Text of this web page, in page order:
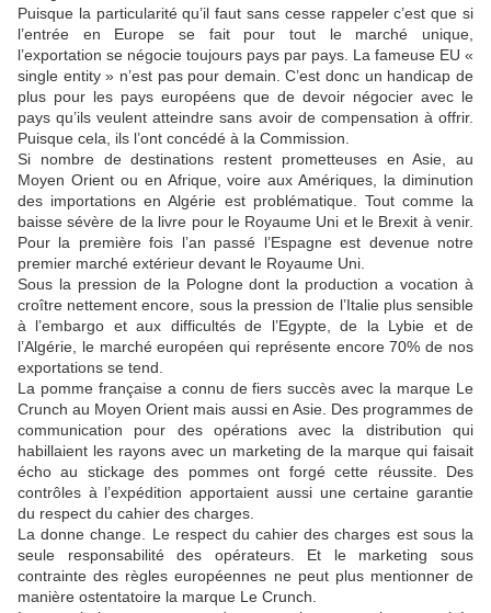
Puisque la particularité qu’il faut sans cesse rappeler c’est que si
l’entrée en Europe se fait pour tout le marché unique,
l’exportation se négocie toujours pays par pays. La fameuse EU «
single entity » n’est pas pour demain. C’est donc un handicap de
plus pour les pays européens que de devoir négocier avec le
pays qu’ils veulent atteindre sans avoir de compensation à offrir.
Puisque cela, ils l’ont concédé à la Commission.
Si nombre de destinations restent prometteuses en Asie, au
Moyen Orient ou en Afrique, voire aux Amériques, la diminution
des importations en Algérie est problématique. Tout comme la
baisse sévère de la livre pour le Royaume Uni et le Brexit à venir.
Pour la première fois l’an passé l’Espagne est devenue notre
premier marché extérieur devant le Royaume Uni.
Sous la pression de la Pologne dont la production a vocation à
croître nettement encore, sous la pression de l’Italie plus sensible
à l’embargo et aux difficultés de l’Egypte, de la Lybie et de
l’Algérie, le marché européen qui représente encore 70% de nos
exportations se tend.
La pomme française a connu de fiers succès avec la marque Le
Crunch au Moyen Orient mais aussi en Asie. Des programmes de
communication pour des opérations avec la distribution qui
habillaient les rayons avec un marketing de la marque qui faisait
écho au stickage des pommes ont forgé cette réussite. Des
contrôles à l’expédition apportaient aussi une certaine garantie
du respect du cahier des charges.
La donne change. Le respect du cahier des charges est sous la
seule responsabilité des opérateurs. Et le marketing sous
contrainte des règles européennes ne peut plus mentionner de
manière ostentatoire la marque Le Crunch.